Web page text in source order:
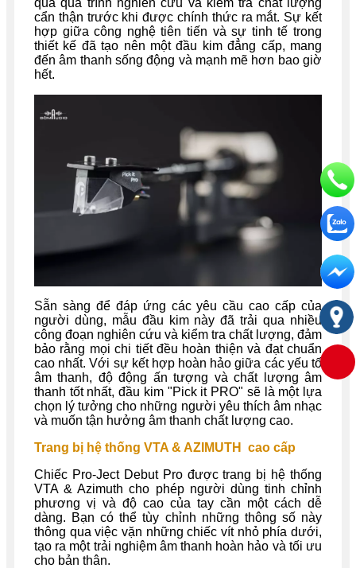
cẩn thận trước khi được chính thức ra mắt. Sự kết
hợp giữa công nghệ tiên tiến và sự tinh tế trong
thiết kế đã tạo nên một đầu kim đẳng cấp, mang
đến âm thanh sống động và mạnh mẽ hơn bao giờ
hết.
Sẵn sàng để đáp ứng các yêu cầu cao cấp của
người dùng, mẫu đầu kim này đã trải qua nhiều
công đoạn nghiên cứu và kiểm tra chất lượng, đảm
bảo rằng mọi chi tiết đều hoàn thiện và đạt chuẩn
cao nhất. Với sự kết hợp hoàn hảo giữa các yếu tố
âm thanh, độ động ấn tượng và chất lượng âm
thanh tốt nhất, đầu kim "Pick it PRO" sẽ là một lựa
chọn lý tưởng cho những người yêu thích âm nhạc
và muốn tận hưởng âm thanh chất lượng cao.
Trang bị hệ thống VTA & AZIMUTH cao cấp
Chiếc Pro-Ject Debut Pro được trang bị hệ thống
VTA & Azimuth cho phép người dùng tinh chỉnh
phương vị và độ cao của tay cần một cách dễ
dàng. Bạn có thể tùy chỉnh những thông số này
thông qua việc vặn những chiếc vít nhỏ phía dưới,
tạo ra một trải nghiệm âm thanh hoàn hảo và tối ưu
cho bản thân.